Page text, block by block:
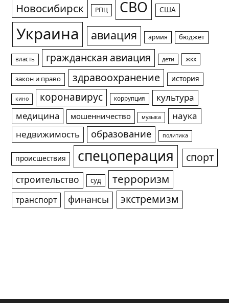
Новосибирск РПЦ СВО США
Украина авиация армия бюджет
власть гражданская авиация дети жкх
закон и право здравоохранение история
кино коронавирус коррупция
культура
медицина
мошенничество музыка
наука
недвижимость
образование политика
происшествия спецоперация спорт
строительство суд терроризм
транспорт финансы экстремизм